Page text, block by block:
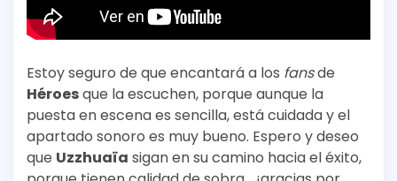
Estoy seguro de que encantará a los fansde
Héroesque la escuchen, porque aunque la
puesta en escena es sencilla, está cuidada y el
apartado sonoro es muy bueno. Espero y deseo
que Uzzhuaïa sigan en su camino hacia el éxito,